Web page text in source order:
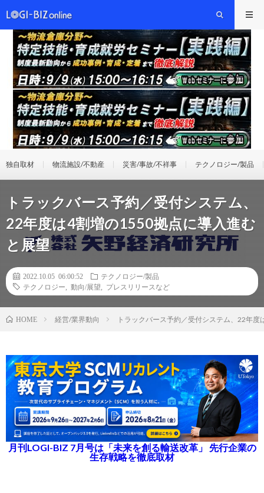
独自取材 物流施設/不動産 災害/事故/不祥事 テクノロジー/製品
トラックバース予約／受付システム、
22年度は4割増の1550拠点に導入進む
と展望
2022.10.05 06:00:52
テクノロジー/製品
テクノロジー
動向/展望 プレスリリースなど
HOME 経営/業界動向 トラックバース予約／受付システム、22年
月刊LOGI-BIZ 7月号は「未来を創る輸送改革」 先行企業の
生存戦略を徹底取材